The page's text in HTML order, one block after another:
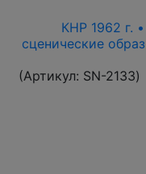
КНР 1962 г.
сценические
(Артикул: SN-2133)